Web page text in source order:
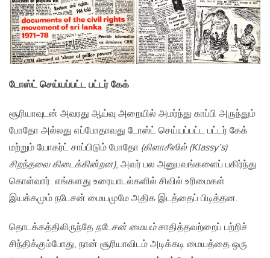
டோஸ்ட் செய்யப்பட்ட பட்டர் கேக்
சூரியாவுடன் அவரது ஆய்வு அறையில் அமர்ந்து காப்பி அருந்தும்
போதோ அல்லது எப்போதாவது டோஸ்ட் செய்யப்பட்ட பட்டர் கேக்
மற்றும் யோகர்ட் சாப்பிடும் போதோ (கிளாசீஸில் (Klassy’s)
சிறந்தவை கிடைக்கின்றன), அவர் பல அனுபவங்களைப் பகிர்ந்து
கொள்வார். எங்களது உரையாடல்களில் சிவில் உரிமைகள்
இயக்கமும் நடேசன் மையமுமே அதிக இடத்தைப் பிடித்தன.
தொடக்கத்திலிருந்தே நடேசன் மையம்சாதித்தவற்றைப் பற்றிச்
சிந்திக்கும்போது, நான் சூரியாவிடம் அடிக்கடி மையத்தை ஒரு